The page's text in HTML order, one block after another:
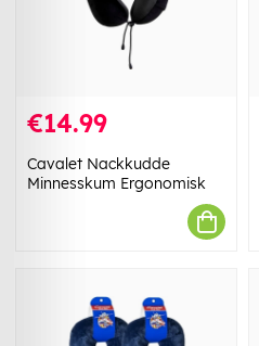
€14.99
Cavalet Nackkudde
Minnesskum Ergonomisk